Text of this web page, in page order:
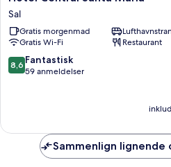
Central
Santa
Maria
Sal
Sal
Gratis morgenmad
Gratis Wi-Fi
Restaurant
8.6
ud
anmeldelser
8,6 Fantastisk
59 anmeldelser
Sammenlign